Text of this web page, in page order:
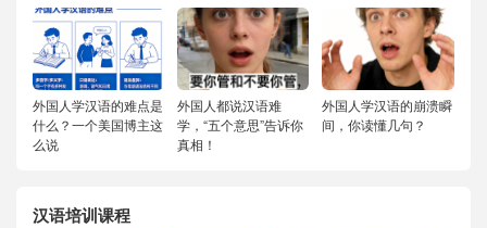
外国人学汉语的难点是
什么？一个美国博主这
么说
外国人都说汉语难
学，“五个意思”告诉你
真相！
外国人学汉语的崩溃瞬
间，你读懂几句？
汉语培训课程